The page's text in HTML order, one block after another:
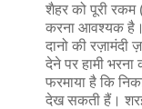
शैहर को पूरी रकम
करना आवश्यक है।
दानो की रज़ामंदी
देने पर हामी
फरमाया है कि
देख सकती हैं।